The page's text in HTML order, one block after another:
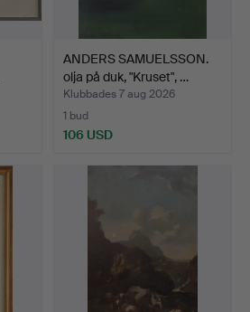
ANDERS SAMUELSSON.
olja på duk, "Kruset", …
Klubbades 7 aug 2026
1 bud
106 USD